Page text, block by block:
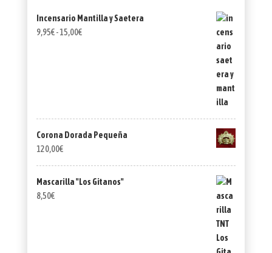
Incensario Mantilla y Saetera
9,95€ -15,00€Rango
Corona Dorada Pequeña
120,00€
Mascarilla "Los Gitanos"
8,50€